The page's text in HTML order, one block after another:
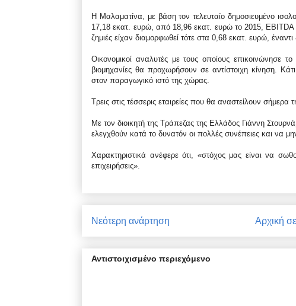
Η Μαλαματίνα, με βάση τον τελευταίο δημοσιευμένο
17,18 εκατ. ευρώ, από 18,96 εκατ. ευρώ το 2015,
ζημιές είχαν διαμορφωθεί τότε στα 0,68 εκατ. ευρώ,
Οικονομικοί αναλυτές με τους οποίους επικοινώνησε
βιομηχανίες θα προχωρήσουν σε αντίστοιχη κίνηση.
στον παραγωγικό ιστό της χώρας.
Τρεις στις τέσσερις εταιρείες που θα αναστείλουν
Με τον διοικητή της Τράπεζας της Ελλάδος Γιάννη
ελεγχθούν κατά το δυνατόν οι πολλές συνέπειες και να μην
Χαρακτηριστικά ανέφερε ότι, «στόχος μας είναι να
επιχειρήσεις».
Νεότερη ανάρτηση Αρχική
Αντιστοιχισμένο περιεχόμενο